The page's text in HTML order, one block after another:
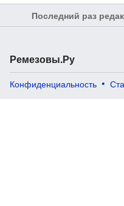
Последний раз
Ремезовы.Ру
Конфиденциальность